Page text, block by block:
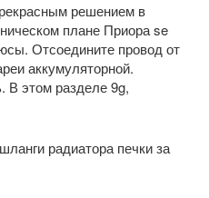
решением в
плане Приора se
Отсоедините провод от
аккумуляторной.
В этом разделе 9g,
радиатора печки за